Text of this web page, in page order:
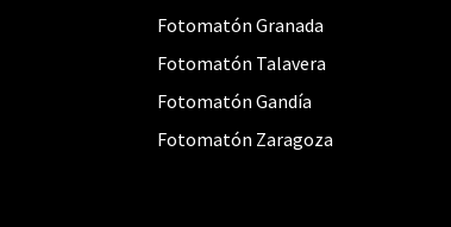
Fotomatón Granada
Fotomatón Talavera
Fotomatón Gandía
Fotomatón Zaragoza